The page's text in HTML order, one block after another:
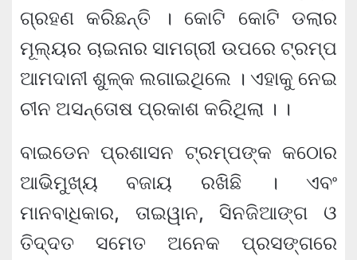
ଗ୍ରହଣ କରିଛନ୍ତି । କୋଟି କୋଟି ଡଲାର
ମୂଲ୍ୟର ଚାଇନାର ସାମଗ୍ରୀ ଉପରେ ଟ୍ରମ୍ପ
ଆମଦାନୀ ଶୁଳ୍କ ଲଗାଇଥିଲେ । ଏହାକୁ ନେଇ
ଚୀନ ଅସନ୍ତୋଷ ପ୍ରକାଶ କରିଥିଲା । ।
ବାଇଡେନ ପ୍ରଶାସନ ଟ୍ରମ୍ପଙ୍କ କଠୋର
ଆଭିମୁଖ୍ୟ ବଜାୟ ରଖିଛି । ଏବଂ
ମାନବାଧିକାର, ତାଇୱାନ, ସିନଜିଆଙ୍ଗ ଓ
ତିଦ୍ଦତ ସମେତ ଅନେକ ପ୍ରସଙ୍ଗରେ